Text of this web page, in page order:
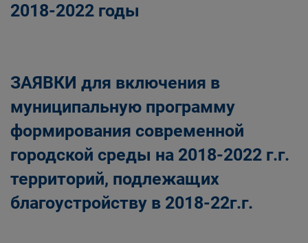
2018-2022 годы
ЗАЯВКИ для включения в
муниципальную программу
формирования современной
городской среды на 2018-2022 г.г.
территорий, подлежащих
благоустройству в 2018-22г.г.